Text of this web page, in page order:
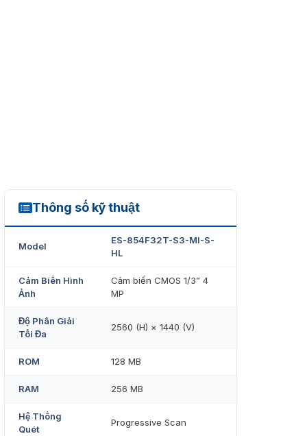
Thông số kỹ thuật
ES-854F32T-S3-MI-S-HL
Model
ES-854F32T-S3-MI-S-
HL
Cảm Biến Hình
Ảnh
Cảm biến CMOS 1/3” 4
MP
Độ Phân Giải
Tối Đa
2560 (H) × 1440 (V)
ROM 128 MB
RAM 256 MB
Hệ Thống
Quét
Progressive Scan